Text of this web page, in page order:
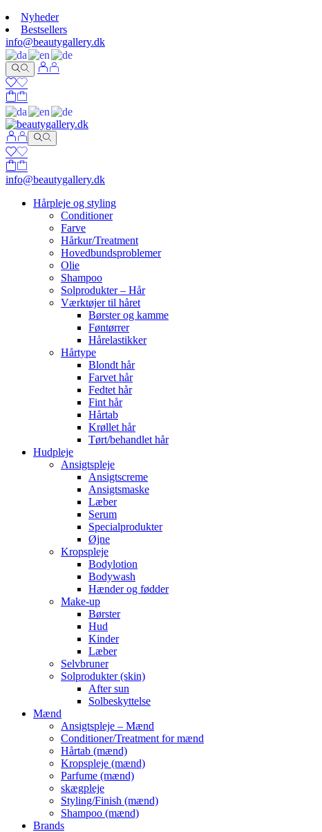
Nyheder
Bestsellers
info@beautygallery.dk
info@beautygallery.dk
Hårpleje og styling
Conditioner
Farve
Hårkur/Treatment
Hovedbundsproblemer
Olie
Shampoo
Solprodukter – Hår
Værktøjer til håret
Børster og kamme
Føntørrer
Hårelastikker
Hårtype
Blondt hår
Farvet hår
Fedtet hår
Fint hår
Hårtab
Krøllet hår
Tørt/behandlet hår
Hudpleje
Ansigtspleje
Ansigtscreme
Ansigtsmaske
Læber
Serum
Specialprodukter
Øjne
Kropspleje
Bodylotion
Bodywash
Hænder og fødder
Make-up
Børster
Hud
Kinder
Læber
Selvbruner
Solprodukter (skin)
After sun
Solbeskyttelse
Mænd
Ansigtspleje – Mænd
Conditioner/Treatment for mænd
Hårtab (mænd)
Kropspleje (mænd)
Parfume (mænd)
skægpleje
Styling/Finish (mænd)
Shampoo (mænd)
Brands